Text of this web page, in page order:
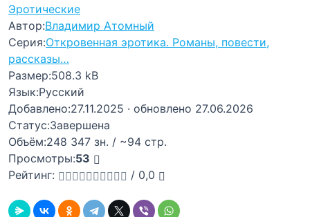
Эротические
Автор:Владимир Атомный
Серия:Откровенная эротика. Романы, повести,
рассказы…
Размер:508.3 kB
Язык:Русский
Добавлено:27.11.2025 · обновлено 27.06.2026
Статус:Завершена
Объём:248 347 зн. / ~94 стр.
Просмотры:53
Рейтинг:
/ 0,0